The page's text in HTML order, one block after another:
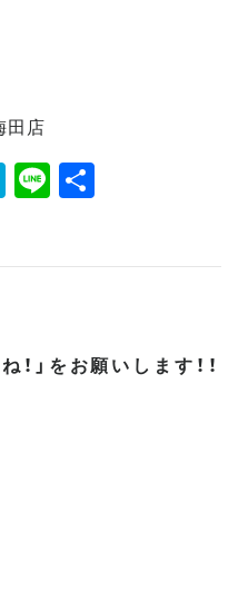
田店
H
at
Li
n
」をお願いします！！